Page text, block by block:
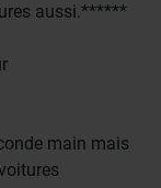
aussi.******
main mais